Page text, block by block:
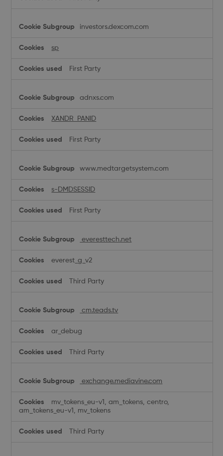
investors.dexcom.com
sp
First Party
adnxs.com
XANDR_PANID
First Party
www.medtargetsystem.com
s-DMDSESSID
First Party
everesttech.net
everest_g_v2
Third Party
cm.teads.tv
ar_debug
Third Party
exchange.mediavine.com
mv_tokens_eu-v1, am_tokens, centro,
am_tokens_eu-v1, mv_tokens
Third Party